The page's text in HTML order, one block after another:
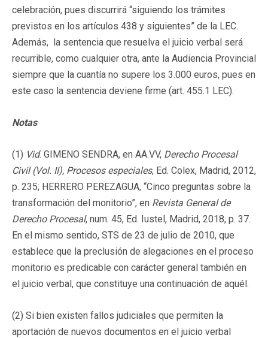
celebración, pues discurrirá “siguiendo los trámites
previstos en los artículos 438 y siguientes” de la LEC.
Además, la sentencia que resuelva el juicio verbal será
recurrible, como cualquier otra, ante la Audiencia Provincial
siempre que la cuantía no supere los 3.000 euros, pues en
este caso la sentencia deviene firme (art. 455.1 LEC).
Notas
(1) Vid. GIMENO SENDRA, en AA.VV, Derecho Procesal
Civil (Vol. II), Procesos especiales, Ed. Colex, Madrid, 2012,
p. 235; HERRERO PEREZAGUA, “Cinco preguntas sobre la
transformación del monitorio”, en Revista General de
Derecho Procesal, num. 45, Ed. Iustel, Madrid, 2018, p. 37.
En el mismo sentido, STS de 23 de julio de 2010, que
establece que la preclusión de alegaciones en el proceso
monitorio es predicable con carácter general también en
el juicio verbal, que constituye una continuación de aquél.
(2) Si bien existen fallos judiciales que permiten la
aportación de nuevos documentos en el juicio verbal